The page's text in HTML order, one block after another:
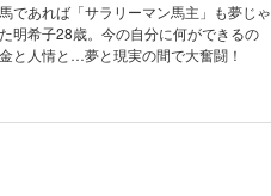
であれば「サラリーマン馬主」も夢じゃ
明希子28歳。今の自分に何ができるの
人情と…夢と現実の間で大奮闘！